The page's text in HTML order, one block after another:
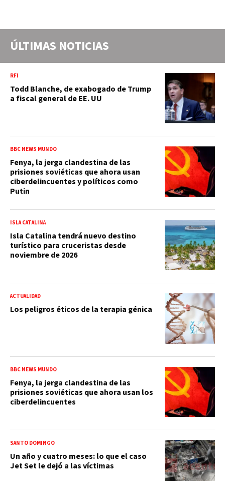
ÚLTIMAS NOTICIAS
RFI
Todd Blanche, de exabogado de Trump
a fiscal general de EE. UU
BBC NEWS MUNDO
Fenya, la jerga clandestina de las
prisiones soviéticas que ahora usan
ciberdelincuentes y políticos como
Putin
ISLA CATALINA
Isla Catalina tendrá nuevo destino
turístico para cruceristas desde
noviembre de 2026
ACTUALIDAD
Los peligros éticos de la terapia génica
BBC NEWS MUNDO
Fenya, la jerga clandestina de las
prisiones soviéticas que ahora usan los
ciberdelincuentes
SANTO DOMINGO
Un año y cuatro meses: lo que el caso
Jet Set le dejó a las víctimas